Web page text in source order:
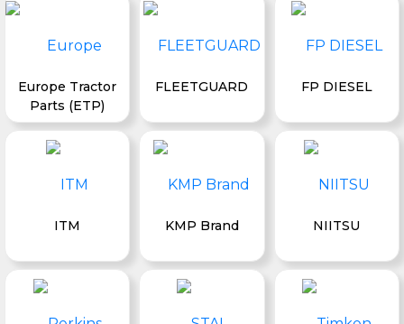
Europe Tractor
Parts (ETP)
FLEETGUARD FP DIESEL
ITM KMP Brand NIITSU